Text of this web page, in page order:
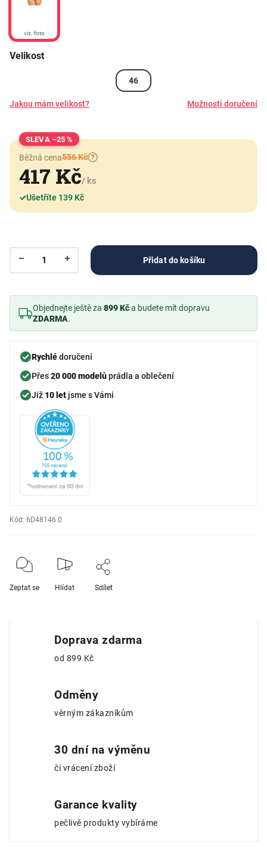
viz. foto
Velikost
46
Jakou mám velikost? Možnosti doručení
–25 %
Běžná cena556 Kč ?
417 Kč/ ks
✓Ušetříte 139 Kč
Přidat do košíku
Objednejte ještě za 899 Kča budete mít dopravu
ZDARMA.
Rychlédoručení
Přes20 000 modelůprádla a oblečení
Již 10 let jsme s Vámi
Kód: 6D48146 0
Zeptat se Hlídat Sdílet
Doprava zdarma
od 899 Kč
Odměny
věrným zákazníkům
30 dní na výměnu
či vrácení zboží
Garance kvality
pečlivě produkty vybíráme